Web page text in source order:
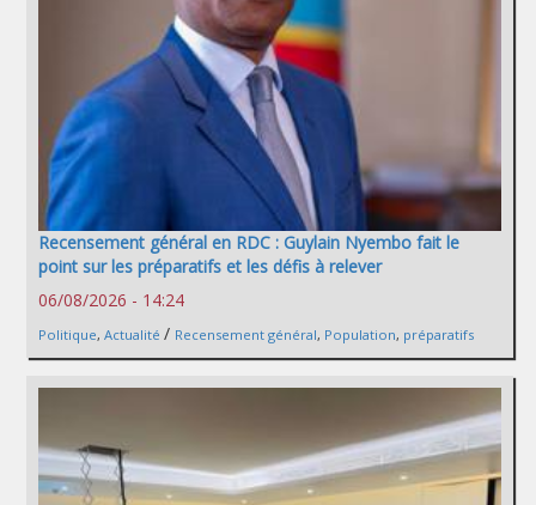
Recensement général en RDC : Guylain Nyembo fait le
point sur les préparatifs et les défis à relever
06/08/2026 - 14:24
Politique, Actualité / Recensement général, Population, préparatifs